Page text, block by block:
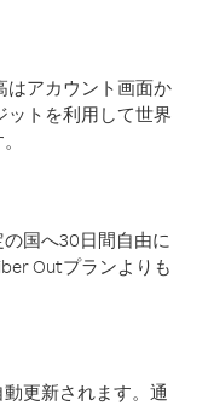
はアカウント画面か
ットを利用して世界
国へ30日間自由に
Outプランよりも
更新されます。通